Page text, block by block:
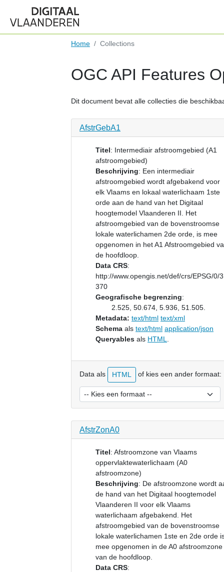
Home Collections
OGC API Features
Dit document bevat alle collecties die
AfstrGebA1
Titel: Intermediair afstroomgebied (A1
afstroomgebied)
Beschrijving: Een intermediair
afstroomgebied wordt afgebakend voor
elk Vlaams en lokaal waterlichaam 1ste
orde aan de hand van het Digitaal
hoogtemodel Vlaanderen II. Het
afstroomgebied van de bovenstroomse
lokale waterlichamen 2de orde, is mee
opgenomen in het A1 Afstroomgebied
de hoofdloop.
Data CRS:
http://www.opengis.net/def/crs/EPSG/0/
370
Geografische begrenzing:
2.525, 50.674, 5.936, 51.505.
Metadata: text/html text/xml
Schema als text/html application/json
Queryables als HTML
Data als HTML of kies een ander formaat:
AfstrZonA0
Titel: Afstroomzone van Vlaams
oppervlaktewaterlichaam (A0
afstroomzone)
Beschrijving: De afstroomzone wordt
de hand van het Digitaal hoogtemodel
Vlaanderen II voor elk Vlaams
waterlichaam afgebakend. Het
afstroomgebied van de bovenstroomse
lokale waterlichamen 1ste en 2de orde
mee opgenomen in de A0 afstroomzone
van de hoofdloop.
Data CRS: